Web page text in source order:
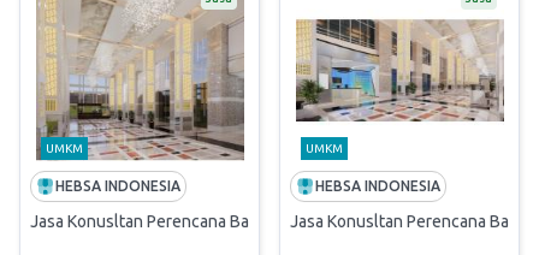
UMKM
HEBSA INDONESIA
Jasa Konusltan Perencana Basic Design Lobby Gedung Menara
UMKM
HEBSA INDONESIA
Jasa Konusltan Perencana Basic